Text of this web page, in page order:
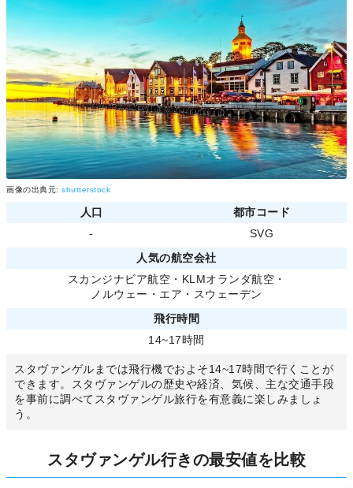
画像の出典元: shutterstock
人口
都市コード
-
SVG
人気の航空会社
スカンジナビア航空 ・ KLMオランダ航空 ・
ノルウェー・エア・スウェーデン
飛行時間
14~17時間
スタヴァンゲルまでは飛行機でおよそ14~17時間で行くことが
できます。スタヴァンゲルの歴史や経済、気候、主な交通手段
を事前に調べてスタヴァンゲル旅行を有意義に楽しみましょ
う。
スタヴァンゲル行きの最安値を比較